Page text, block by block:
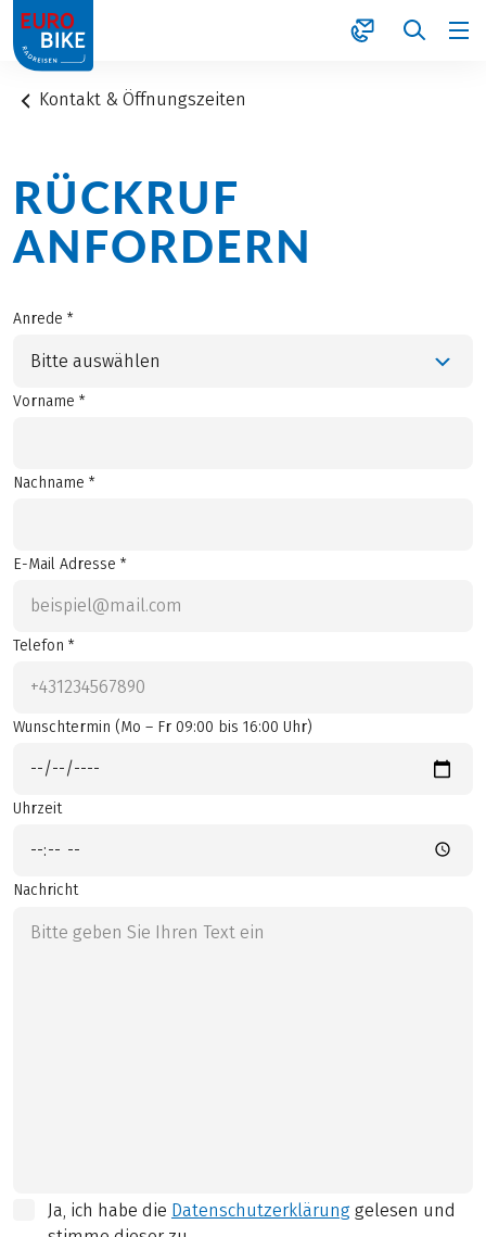
1
Kontakt & Öffnungszeiten
RÜCKRUF
ANFORDERN
Anrede *
Bitte auswählen
Vorname *
Nachname *
E-Mail Adresse *
Telefon *
Wunschtermin (Mo – Fr 09:00 bis 16:00 Uhr)
Uhrzeit
Nachricht
Ja, ich habe die Datenschutzerklärung gelesen und